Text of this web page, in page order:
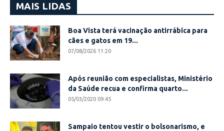
MAIS LIDAS
Boa Vista terá vacinação antirrábica para
cães e gatos em 19...
07/08/2026 11:20
Após reunião com especialistas, Ministério
da Saúde recua e confirma quarto...
05/03/2020 09:45
Sampaio tentou vestir o bolsonarismo, e